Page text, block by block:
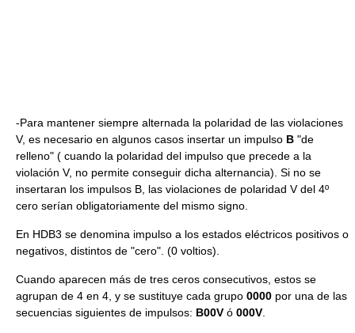
-Para mantener siempre alternada la polaridad de las violaciones
V, es necesario en algunos casos insertar un impulso B "de
relleno" ( cuando la polaridad del impulso que precede a la
violación V, no permite conseguir dicha alternancia). Si no se
insertaran los impulsos B, las violaciones de polaridad V del 4º
cero serían obligatoriamente del mismo signo.
En HDB3 se denomina impulso a los estados eléctricos positivos o
negativos, distintos de "cero". (0 voltios).
Cuando aparecen más de tres ceros consecutivos, estos se
agrupan de 4 en 4, y se sustituye cada grupo 0000 por una de las
secuencias siguientes de impulsos: B00V ó 000V